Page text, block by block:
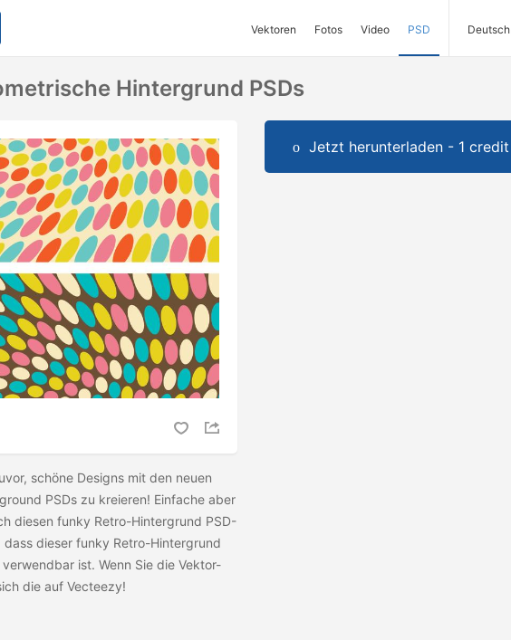
Vektoren Fotos Video PSD Deutsch
Hintergrund PSDs
schöne Designs mit den neuen
PSDs zu kreieren! Einfache aber
diesen funky Retro-Hintergrund PSD-
dieser funky Retro-Hintergrund
ist. Wenn Sie die Vektor-
die auf Vecteezy!
Jetzt herunterladen - 1 credit